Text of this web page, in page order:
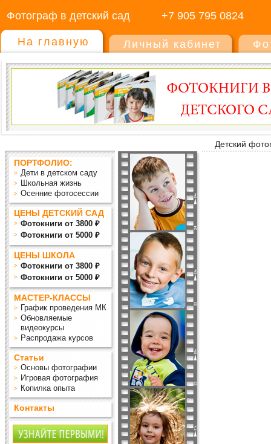
Фотограф в детский сад +7 905 795 0824
На главную Личный кабинет
Детский
ПОРТФОЛИО:
Дети в детском саду
Школьная жизнь
Осенние фотосессии
ЦЕНЫ ДЕТСКИЙ САД
Фотокниги от 3800 ₽
Фотокниги от 5000 ₽
ЦЕНЫ ШКОЛА
Фотокниги от 3800 ₽
Фотокниги от 5000 ₽
МАСТЕР-КЛАССЫ
График проведения МК
Обновляемые
видеокурсы
Распродажа курсов
Статьи
Основы фотографии
Игровая фотография
Копилка опыта
Контакты